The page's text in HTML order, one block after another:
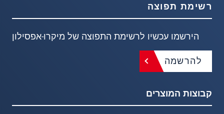
רשימת תפוצה
הירשמו עכשיו לרשימת התפוצה של מיקרו-אפסילון
להרשמה
קבוצות המוצרים